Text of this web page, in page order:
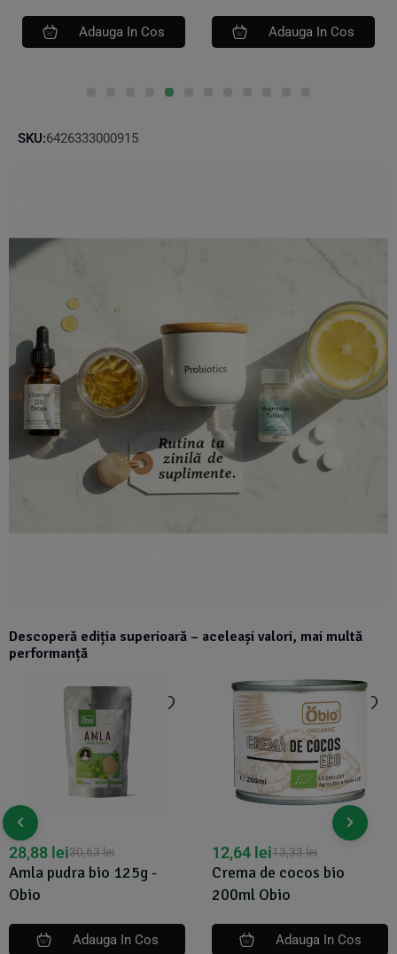
Adauga In Cos
SKU:6426333000915
Descoperă ediția superioară – aceleași valori, mai multă
performanță
Crema de cocos bio
200ml Obio
13,33lei
12,64 lei
Adauga In Cos
Ciocolata calda Keto bio
125g Obio
64,60lei
61,37 lei
Adauga In Cos